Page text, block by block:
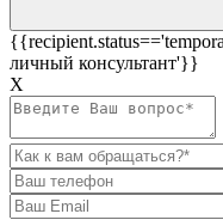
личный консультант'}}
Х